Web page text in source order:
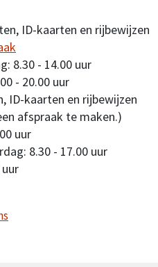
ID-kaarten en rijbewijzen
8.30 - 14.00 uur
- 20.00 uur
ID-kaarten en rijbewijzen
afspraak te maken.)
uur
8.30 - 17.00 uur